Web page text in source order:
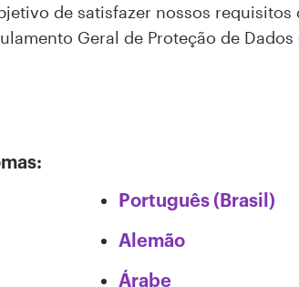
de satisfazer nossos
Geral de Proteção de Dados
Português (Brasil)
Alemão
Árabe